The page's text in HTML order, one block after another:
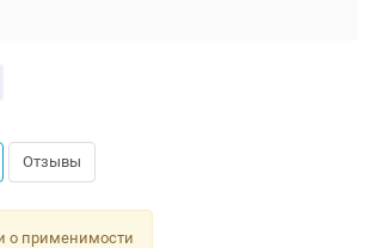
Отзывы
о применимости